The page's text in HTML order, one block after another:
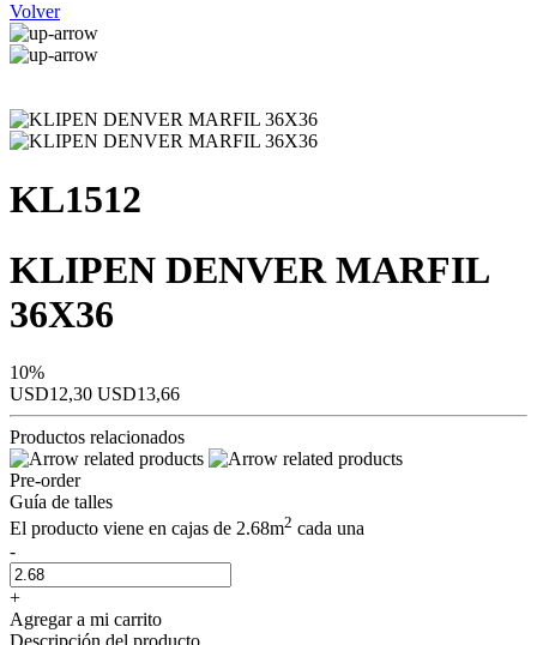
Volver
KL1512
KLIPEN DENVER MARFIL
36X36
10%
USD12,30 USD13,66
Productos relacionados
Pre-order
Guía de talles
El producto viene en cajas de 2.68m2 cada una
-
+
Agregar a mi carrito
Descripción del producto